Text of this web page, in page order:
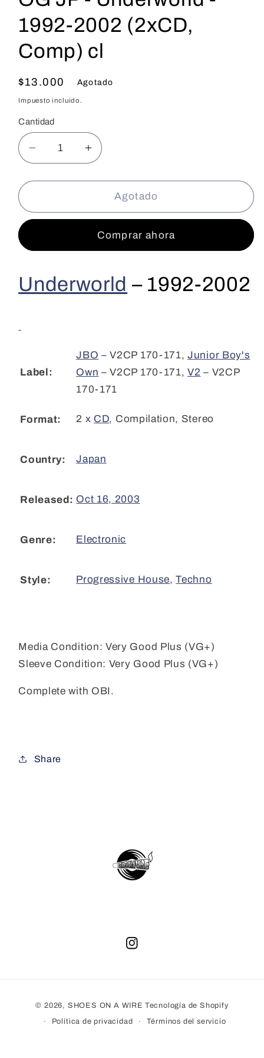
1992-2002 (2xCD,
Comp) cl
Precio
habitual
$13.000 Agotado
Impuesto incluido.
Cantidad
Reducir
cantidad
para
JP
-
2002
(2xCD,
Aumentar
cantidad
para
JP
Underworld
-
2002
(2xCD,
Agotado
Comprar ahora
Underworld – 1992-2002
Label:
JBO – V2CP 170-171, Junior Boy's
Own – V2CP 170-171, V2 – V2CP
170-171
Format: 2 x CD, Compilation, Stereo
Country: Japan
Released: Oct 16, 2003
Genre: Electronic
Style: Progressive House, Techno
Media Condition: Very Good Plus (VG+)
Sleeve Condition: Very Good Plus (VG+)
Complete with OBI.
Share
Instagram
© 2026, SHOES ON A WIRE Tecnología de Shopify
Política de privacidad
Términos del servicio